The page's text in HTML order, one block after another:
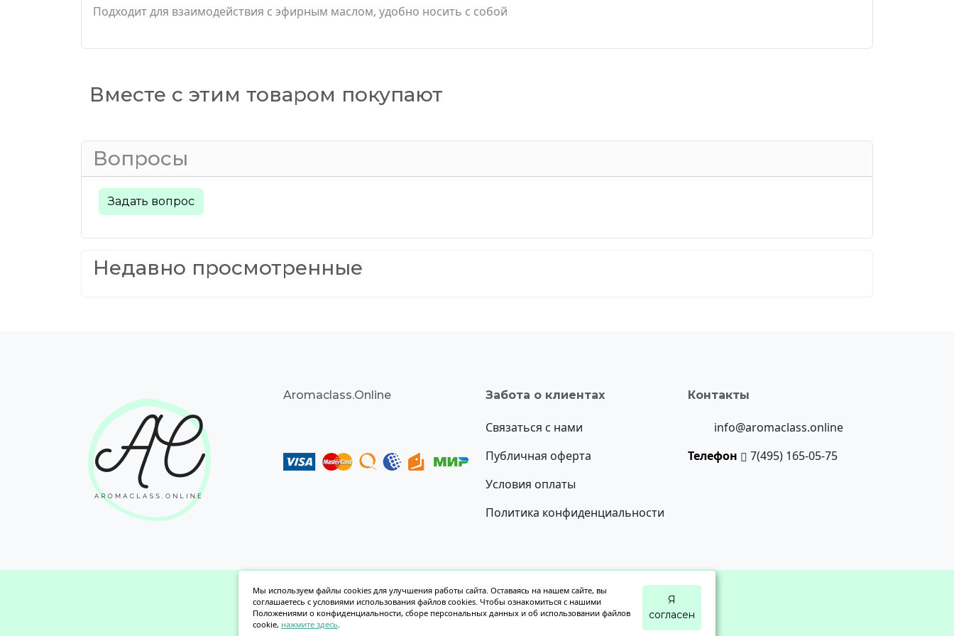
Подходит для взаимодействия с эфирным маслом, удобно носить с собой
Вместе с этим товаром покупают
Вопросы
Задать вопрос
Недавно просмотренные
Aromaclass.Online Забота о клиентах
Связаться с нами
Публичная оферта
Условия оплаты
Политика конфиденциальности
Контакты
info@aromaclass.online
Телефон
7(495) 165-05-75
Создание сайта oksoft.ru
Мы используем файлы cookies для улучшения работы сайта. Оставаясь на нашем сайте, вы
соглашаетесь с условиями использования файлов cookies. Чтобы ознакомиться с нашими
Положениями о конфиденциальности, сборе персональных данных и об использовании файлов
cookie, нажмите здесь.
Я
согласен